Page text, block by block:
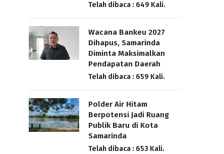
Telah dibaca : 649 Kali.
Wacana Bankeu 2027
Dihapus, Samarinda
Diminta Maksimalkan
Pendapatan Daerah
Telah dibaca : 659 Kali.
Polder Air Hitam
Berpotensi Jadi Ruang
Publik Baru di Kota
Samarinda
Telah dibaca : 653 Kali.